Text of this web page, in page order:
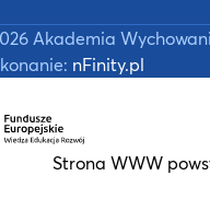
Akademia
nFinity.pl
Strona WWW